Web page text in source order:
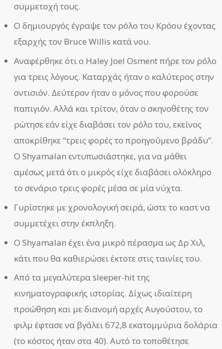
συμμετοχή τους.
Ο δημιουργός έγραψε τον ρόλο του Κρόου έχοντας
εξαρχής τον Bruce Willis κατά νου.
Αναφέρθηκε ότι ο Haley Joel Osment πήρε τον ρόλο
για τρεις λόγους. Καταρχάς ήταν ο καλύτερος στην
οντισιόν. Δεύτερον ήταν ο μόνος που φορούσε
παπιγιόν. Αλλά και τρίτον, όταν ο σκηνοθέτης τον
ρώτησε εάν είχε διαβάσει τον ρόλο του, εκείνος
αποκρίθηκε “τρεις φορές το προηγούμενο βράδυ”.
Ο Shyamalan εντυπωσιάστηκε, για να μάθει
αμέσως μετά ότι ο μικρός είχε διαβάσει ολόκληρο
το σενάριο τρεις φορές μέσα σε μία νύχτα.
Γυρίστηκε με χρονολογική σειρά, ώστε το καστ να
συμμετέχει στην έκπληξη.
Ο Shyamalan έχει ένα μικρό πέρασμα ως Δρ Χιλ,
κάτι που θα καθιερώσει έκτοτε στις ταινίες του.
Από τα μεγαλύτερα sleeper-hit της
κινηματογραφικής ιστορίας. Δίχως ιδιαίτερη
προώθηση και με διανομή αρχές Αυγούστου, το
φιλμ έφτασε να βγάλει 672,8 εκατομμύρια δολάρια
(το κόστος ήταν στα 40). Αυτό το τοποθέτησε